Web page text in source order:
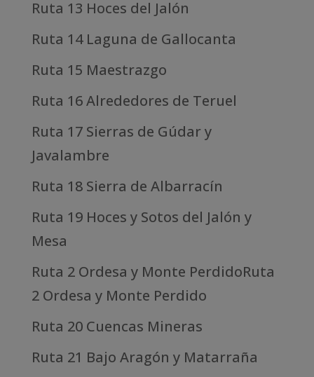
Ruta 13 Hoces del Jalón
Ruta 14 Laguna de Gallocanta
Ruta 15 Maestrazgo
Ruta 16 Alrededores de Teruel
Ruta 17 Sierras de Gúdar y
Javalambre
Ruta 18 Sierra de Albarracín
Ruta 19 Hoces y Sotos del Jalón y
Mesa
Ruta 2 Ordesa y Monte PerdidoRuta
2 Ordesa y Monte Perdido
Ruta 20 Cuencas Mineras
Ruta 21 Bajo Aragón y Matarraña